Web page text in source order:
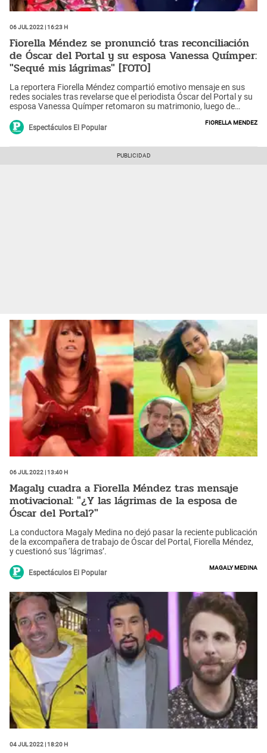
06 Jul 2022 | 16:23 h
Fiorella Méndez se pronunció tras reconciliación
de Óscar del Portal y su esposa Vanessa Químper:
"Sequé mis lágrimas" [FOTO]
La reportera Fiorella Méndez compartió emotivo mensaje en sus
redes sociales tras revelarse que el periodista Óscar del Portal y su
esposa Vanessa Químper retomaron su matrimonio, luego de
Espectáculos El Popular
Fiorella Mendez
06 Jul 2022 | 13:40 h
Magaly cuadra a Fiorella Méndez tras mensaje
motivacional: "¿Y las lágrimas de la esposa de
Óscar del Portal?"
La conductora Magaly Medina no dejó pasar la reciente publicación
de la excompañera de trabajo de Óscar del Portal, Fiorella Méndez,
y cuestionó sus ‘lágrimas’.
Espectáculos El Popular
Magaly Medina
04 Jul 2022 | 18:20 h